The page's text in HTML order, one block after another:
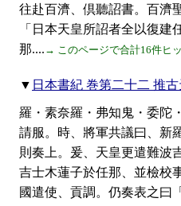
往赴百濟、倶聽詔書。百濟
「日本天皇所詔者全以復建
那.... → このページで合計16件ヒ
▼ 日本書紀 巻第二十二 推
羅・素奈羅・弗知鬼・委陀
請服。時、將軍共議曰、新
則奏上。爰、天皇更遣難波
吉士木蓮子於任那、並檢校
國遣使、貢調。仍奏表之曰